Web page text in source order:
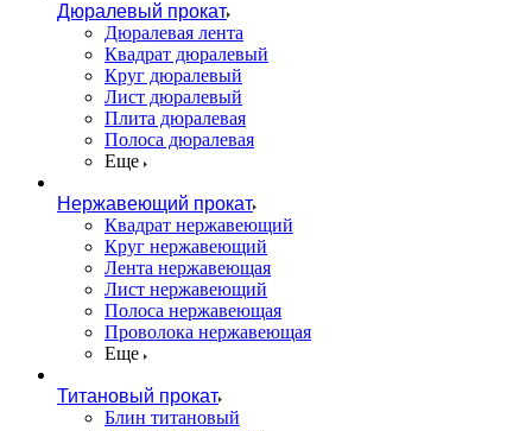
Дюралевый прокат
Дюралевая лента
Квадрат дюралевый
Круг дюралевый
Лист дюралевый
Плита дюралевая
Полоса дюралевая
Еще
Нержавеющий прокат
Квадрат нержавеющий
Круг нержавеющий
Лента нержавеющая
Лист нержавеющий
Полоса нержавеющая
Проволока нержавеющая
Еще
Титановый прокат
Блин титановый